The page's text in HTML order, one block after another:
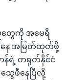
မှုတွေကို အမေရိ
နေ အမြတ်ထုတ်ဖို့
န်ရဲ့ တရုတ်နိုင်ငံ
သွေဖီနေပြီလို့